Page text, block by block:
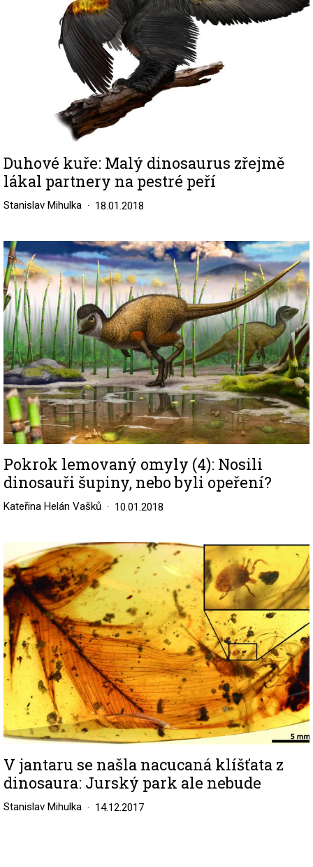
Duhové kuře: Malý dinosaurus zřejmě
lákal partnery na pestré peří
Stanislav Mihulka 18.01.2018
Image
Pokrok lemovaný omyly (4): Nosili
dinosauři šupiny, nebo byli opeření?
Kateřina Helán Vašků 10.01.2018
Image
V jantaru se našla nacucaná klíšťata z
dinosaura: Jurský park ale nebude
Stanislav Mihulka 14.12.2017